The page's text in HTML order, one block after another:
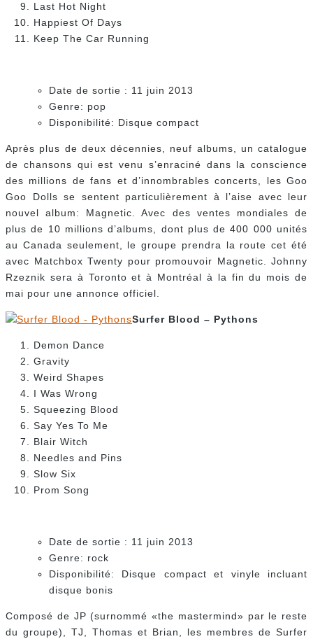
Last Hot Night
Happiest Of Days
Keep The Car Running
Date de sortie : 11 juin 2013
Genre: pop
Disponibilité: Disque compact
Après plus de deux décennies, neuf albums, un catalogue
de chansons qui est venu s’enraciné dans la conscience
des millions de fans et d’innombrables concerts, les Goo
Goo Dolls se sentent particulièrement à l’aise avec leur
nouvel album: Magnetic. Avec des ventes mondiales de
plus de 10 millions d’albums, dont plus de 400 000 unités
au Canada seulement, le groupe prendra la route cet été
avec Matchbox Twenty pour promouvoir Magnetic. Johnny
Rzeznik sera à Toronto et à Montréal à la fin du mois de
mai pour une annonce officiel.
Surfer Blood – Pythons
Demon Dance
Gravity
Weird Shapes
I Was Wrong
Squeezing Blood
Say Yes To Me
Blair Witch
Needles and Pins
Slow Six
Prom Song
Date de sortie : 11 juin 2013
Genre: rock
Disponibilité: Disque compact et vinyle incluant
disque bonis
Composé de JP (surnommé «the mastermind» par le reste
du groupe), TJ, Thomas et Brian, les membres de Surfer